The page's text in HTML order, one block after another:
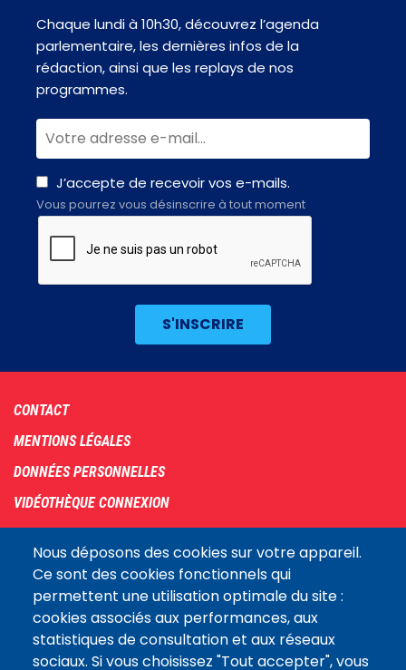
Nous déposons des cookies sur votre appareil.
Ce sont des cookies fonctionnels qui
permettent une utilisation optimale du site :
cookies associés aux performances, aux
statistiques de consultation et aux réseaux
sociaux. Si vous choisissez "Tout accepter", vous
Chaque lundi à 10h30, découvrez l’agenda
parlementaire, les dernières infos de la
rédaction, ainsi que les replays de nos
programmes.
J’accepte de recevoir vos e-mails.
Vous pourrez vous désinscrire à tout moment
Footer
menu
CONTACT
MENTIONS LÉGALES
DONNÉES PERSONNELLES
VIDÉOTHÈQUE CONNEXION
COOKIES
Assemblée
nationaleLE SITE DE L’ASSEMBLÉE NATIONALE